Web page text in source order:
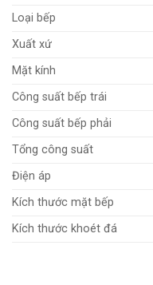
Loại bếp
Xuất xứ
Mặt kính
Công suất bếp trái
Công suất bếp phải
Tổng công suất
Điện áp
Kích thước mặt bếp
Kích thước khoét đá